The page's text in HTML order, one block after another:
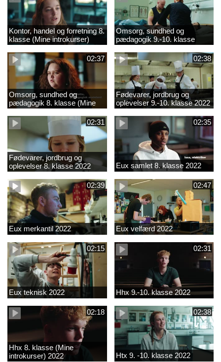
Kontor, handel og forretning 8.
klasse (Mine introkurser)
2022
Omsorg, sundhed og
pædagogik 9.-10. klasse
2022
02:37
Omsorg, sundhed og
pædagogik 8. klasse (Mine
introkurser) 2022
02:38
Fødevarer, jordbrug og
oplevelser 9.-10. klasse 2022
02:31
Fødevarer, jordbrug og
oplevelser 8. klasse 2022
02:35
Eux samlet 8. klasse 2022
02:39
Eux merkantil 2022
02:47
Eux velfærd 2022
02:15
Eux teknisk 2022
02:31
Hhx 9.-10. klasse 2022
02:18
Hhx 8. klasse (Mine
introkurser) 2022
02:38
Htx 9. -10. klasse 2022